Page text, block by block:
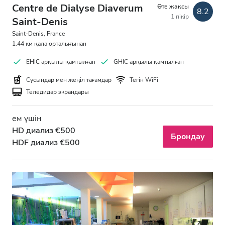
Centre de Dialyse Diaverum
Saint-Denis
Saint-Denis, France
1.44 км қала орталығынан
Өте жақсы
1 пікір
8.2
EHIC арқылы қамтылған GHIC арқылы қамтылған
Сусындар мен жеңіл тағамдар
Тегін WiFi
Теледидар экрандары
ем үшін
HD диализ €500
HDF диализ €500
Брондау